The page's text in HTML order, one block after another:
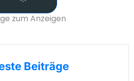
zum Anzeigen
Beiträge